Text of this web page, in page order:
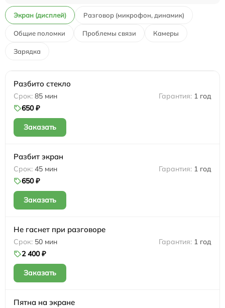
Экран (дисплей) Разговор (микрофон, динамик)
Общие поломки Проблемы связи Камеры
Зарядка
Разбито стекло
85 мин
1 год
650 ₽
Заказать
Разбит экран
45 мин
1 год
650 ₽
Заказать
Не гаснет при разговоре
50 мин
1 год
2 400 ₽
Заказать
Пятна на экране